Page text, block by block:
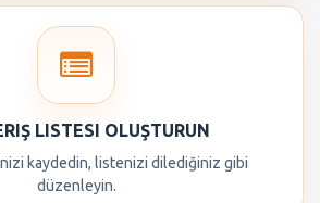
LISTESI OLUŞTURUN
kaydedin, listenizi dilediğiniz gibi
düzenleyin.